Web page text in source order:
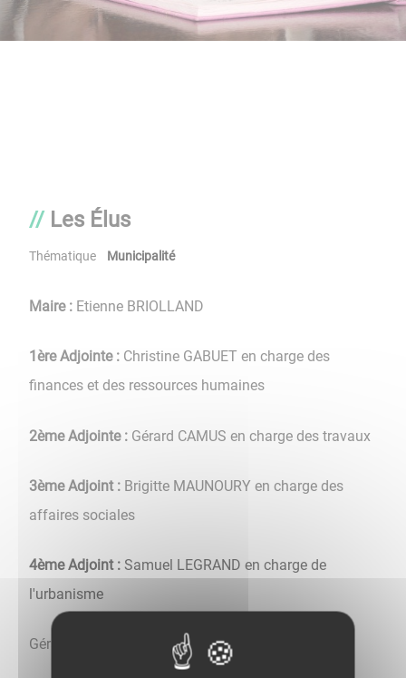
Les Élus
Thématique Municipalité
Maire : Etienne BRIOLLAND
1ère Adjointe : Christine GABUET en charge des
finances et des ressources humaines
2ème Adjointe : Gérard CAMUS en charge des travaux
3ème Adjoint : Brigitte MAUNOURY en charge des
affaires sociales
4ème Adjoint : Samuel LEGRAND en charge de
l'urbanisme
Gérard DELILLE